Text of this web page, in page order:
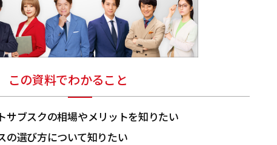
この資料でわかること
サブスクの相場やメリットを知りたい
の選び方について知りたい